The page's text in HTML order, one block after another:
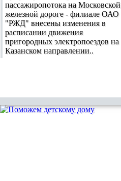
пассажиропотока на Московской
железной дороге - филиале ОАО
"РЖД" внесены изменения в
расписании движения
пригородных электропоездов на
Казанском направлении..